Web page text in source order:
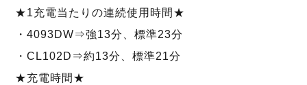
★1充電当たりの連続使用時間★
・4093DW⇒強13分、標準23分
・CL102D⇒約13分、標準21分
★充電時間★